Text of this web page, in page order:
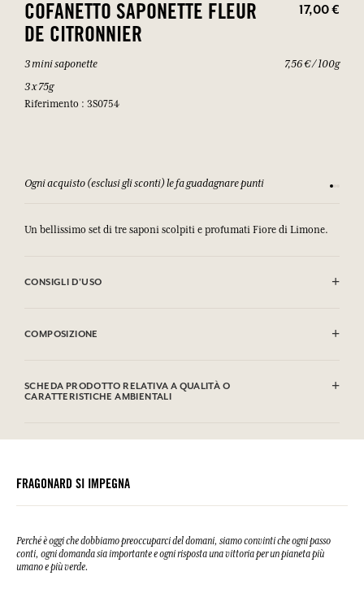
COFANETTO SAPONETTE FLEUR
DE CITRONNIER
17,00 €
3 mini saponette
3 x 75g
Riferimento : 3S0754
7,56 € / 100g
Ogni acquisto (esclusi gli sconti) le fa guadagnare punti
Un bellissimo set di tre saponi scolpiti e profumati Fiore di Limone.
CONSIGLI D'USO
occhi, sciacquare abbondantemente con acqua.
COMPOSIZIONE
(Fragrance), Glycerin, Sodium Thiosulfate, Palm Kernel Acid, Sodium
Chloride, Tetrasodium Etidronate, Limonene, Linalool, Citral, CI
SCHEDA PRODOTTO RELATIVA A QUALITÀ O
CARATTERISTICHE AMBIENTALI
Si prega di consultare le qualità o le caratteristiche ambientali
FRAGONARD SI IMPEGNA
Perché è oggi che dobbiamo preoccuparci del domani, siamo convinti che ogni passo
conti, ogni domanda sia importante e ogni risposta una vittoria per un pianeta più
umano e più verde.